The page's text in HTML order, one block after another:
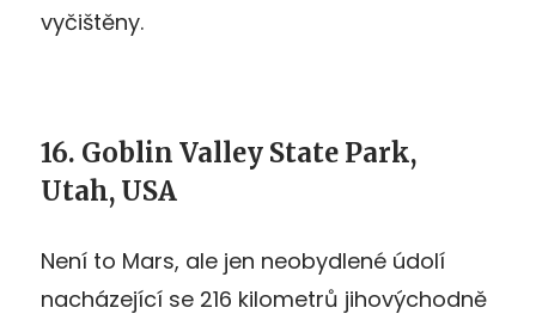
vyčištěny.
16. Goblin Valley State Park,
Utah, USA
Není to Mars, ale jen neobydlené údolí
nacházející se 216 kilometrů jihovýchodně